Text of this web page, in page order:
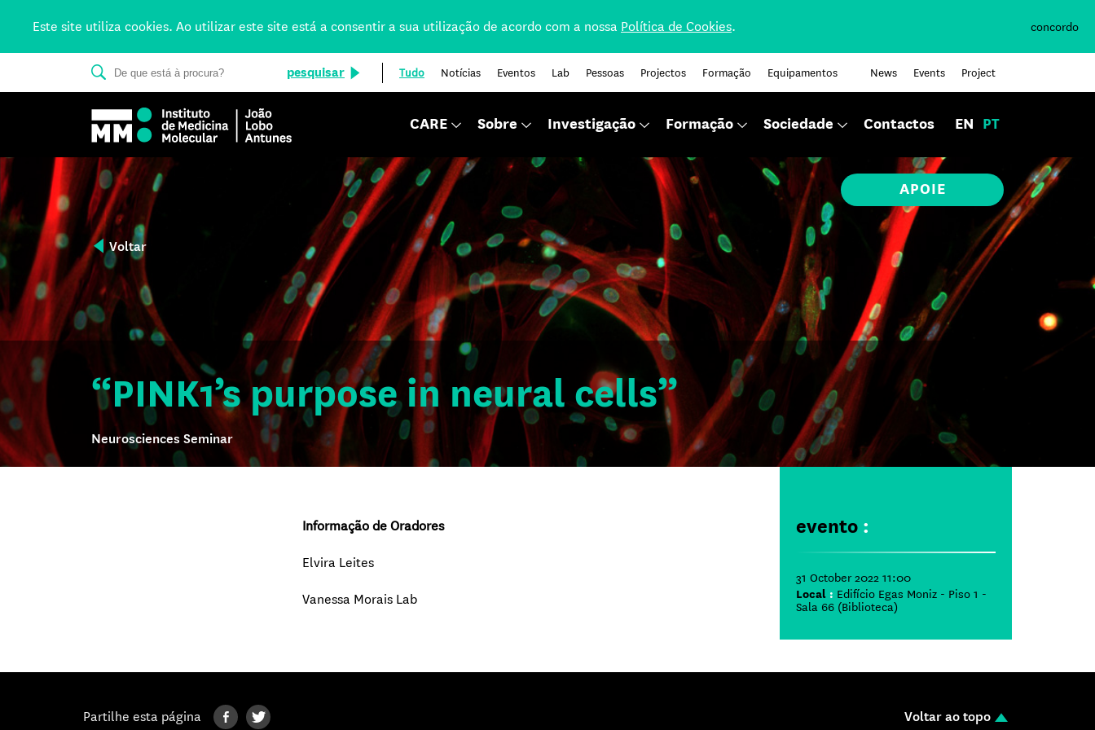
Este site utiliza cookies. Ao utilizar este site está a consentir a sua utilização de acordo com a nossa Política de Cookies. concordo
pesquisar Tudo Notícias Eventos Lab Pessoas Projectos Formação Equipamentos News Events Project
CARE Sobre Investigação Formação Sociedade Contactos EN PT
APOIE
Voltar
“PINK1’s purpose in neural cells”
Neurosciences Seminar
Informação de Oradores
Elvira Leites
Vanessa Morais Lab
evento :
31 October 2022 11:00
Local : Edifício Egas Moniz - Piso 1 -
Sala 66 (Biblioteca)
Partilhe esta página Voltar ao topo